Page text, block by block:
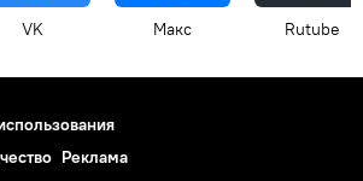
VK Макс Rutube
Реклама